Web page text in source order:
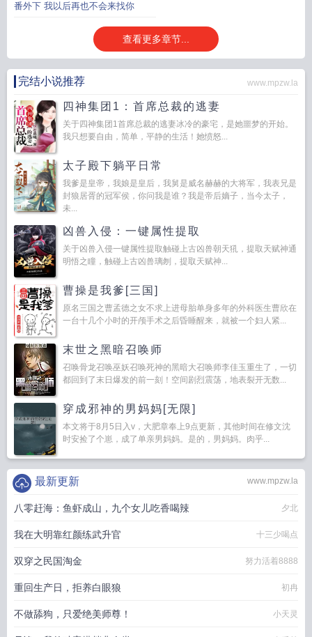
番外下 我以后再也不会来找你
查看更多章节...
完结小说推荐 www.mpzw.la
四神集团1：首席总裁的逃妻
关于四神集团1首席总裁的逃妻冰冷的豪宅，是她噩梦的开始。
我只想要自由，简单，平静的生活！她愤怒...
太子殿下躺平日常
我爹是皇帝，我娘是皇后，我舅是威名赫赫的大将军，我表兄是
封狼居胥的冠军侯，你问我是谁？我是帝后嫡子，当今太子，
未...
凶兽入侵：一键属性提取
关于凶兽入侵一键属性提取触碰上古凶兽朝天犼，提取天赋神通
明悟之瞳，触碰上古凶兽璃刎，提取天赋神...
曹操是我爹[三国]
原名三国之曹孟德之女不求上进母胎单身多年的外科医生曹欣在
一台十几个小时的开颅手术之后昏睡醒来，就被一个妇人紧...
末世之黑暗召唤师
召唤骨龙召唤巫妖召唤死神的黑暗大召唤师李佳玉重生了，一切
都回到了末日爆发的前一刻！空间剧烈震荡，地表裂开无数...
穿成邪神的男妈妈[无限]
本文将于8月5日入v，大肥章奉上9点更新，其他时间在修文沈
时安捡了个崽，成了单亲男妈妈。是的，男妈妈。肉乎...
www.mpzw.la
最新更新
八零赶海：鱼虾成山，九个女儿吃香喝辣 夕北
我在大明靠红颜练武升官 十三少喝点
双穿之民国淘金 努力活着8888
重回生产日，拒养白眼狼 初冉
不做舔狗，只爱绝美师尊！ 小天灵